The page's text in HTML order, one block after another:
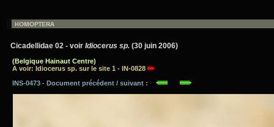
Cicadellidae 02 - voir Idiocerus sp. (30 juin 2006)
(Belgique Hainaut Centre)
A voir: Idiocerus sp. sur le site 1 - IN-0828
INS-0473 - Document précédent / suivant :